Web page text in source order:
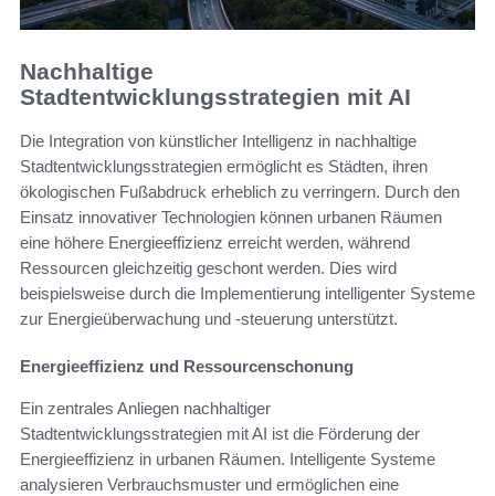
Nachhaltige
Stadtentwicklungsstrategien mit AI
Die Integration von künstlicher Intelligenz in nachhaltige
Stadtentwicklungsstrategien ermöglicht es Städten, ihren
ökologischen Fußabdruck erheblich zu verringern. Durch den
Einsatz innovativer Technologien können urbanen Räumen
eine höhere Energieeffizienz erreicht werden, während
Ressourcen gleichzeitig geschont werden. Dies wird
beispielsweise durch die Implementierung intelligenter Systeme
zur Energieüberwachung und -steuerung unterstützt.
Energieeffizienz und Ressourcenschonung
Ein zentrales Anliegen nachhaltiger
Stadtentwicklungsstrategien mit AI ist die Förderung der
Energieeffizienz in urbanen Räumen. Intelligente Systeme
analysieren Verbrauchsmuster und ermöglichen eine